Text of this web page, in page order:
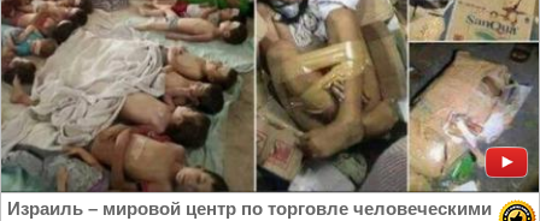
Израиль – мировой центр по торговле человеческими